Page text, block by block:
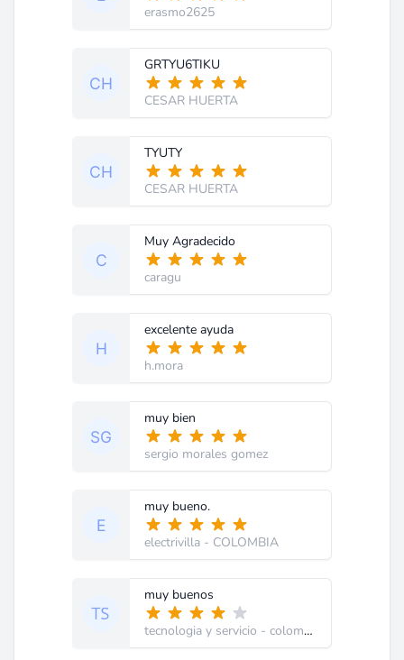
erasmo2625
GRTYU6TIKU
CESAR HUERTA
TYUTY
CESAR HUERTA
Muy Agradecido
caragu
excelente ayuda
h.mora
muy bien
sergio morales gomez
muy bueno.
electrivilla - COLOMBIA
muy buenos
tecnologia y servicio - colombia